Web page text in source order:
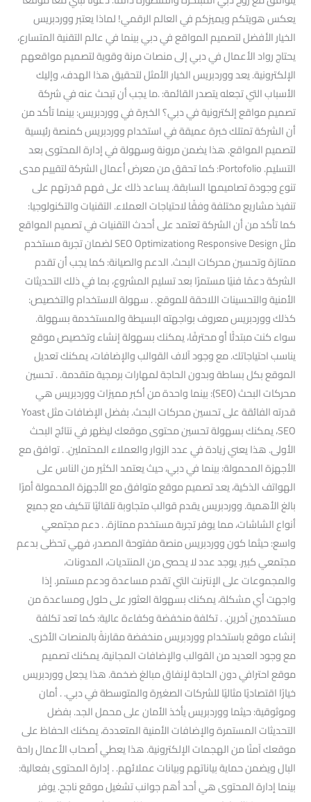
يعكس هويتكم ويميزكم في العالم الرقمي! لماذا يعتبر ووردبريس
الخيار الأفضل لتصميم المواقع في دبي بينما في عالم التقنية المتسارع،
يحتاج رواد الأعمال في دبي إلى منصات مرنة وقوية لتصميم مواقعهم
الإلكترونية. يعد ووردبريس الخيار الأمثل لتحقيق هذا الهدف، وإليك
الأسباب التي تجعله يتصدر القائمة: .ما يجب أن تبحث عنه في شركة
تصميم مواقع إلكترونية في دبي؟ الخبرة في ووردبريس: بينما تأكد من
أن الشركة تمتلك خبرة عميقة في استخدام ووردبريس كمنصة رئيسية
لتصميم المواقع. هذا يضمن مرونة وسهولة في إدارة المحتوى بعد
التسليم. Portofolio: كما تحقق من معرض أعمال الشركة لتقييم مدى
تنوع وجودة تصاميمها السابقة. يساعد ذلك على فهم قدرتهم على
تنفيذ مشاريع مختلفة وفقًا لاحتياجات العملاء. التقنيات والتكنولوجيا:
كما تأكد من أن الشركة تعتمد على أحدث التقنيات في تصميم المواقع
مثل Responsive Design وSEO Optimization لضمان تجربة مستخدم
ممتازة وتحسين محركات البحث. الدعم والصيانة: كما يجب أن تقدم
الشركة دعمًا فنيًا مستمرًا بعد تسليم المشروع، بما في ذلك التحديثات
الأمنية والتحسينات اللاحقة للموقع. . سهولة الاستخدام والتخصيص:
كذلك ووردبريس معروف بواجهته البسيطة والمستخدمة بسهولة.
سواء كنت مبتدئًا أو محترفًا، يمكنك بسهولة إنشاء وتخصيص موقع
يناسب احتياجاتك. مع وجود آلاف القوالب والإضافات، يمكنك تعديل
الموقع بكل بساطة وبدون الحاجة لمهارات برمجية متقدمة. . تحسين
محركات البحث (SEO): بينما واحدة من أكبر مميزات ووردبريس هي
قدرته الفائقة على تحسين محركات البحث. بفضل الإضافات مثل Yoast
SEO، يمكنك بسهولة تحسين محتوى موقعك ليظهر في نتائج البحث
الأولى. هذا يعني زيادة في عدد الزوار والعملاء المحتملين. . توافق مع
الأجهزة المحمولة: بينما في دبي، حيث يعتمد الكثير من الناس على
الهواتف الذكية، يعد تصميم موقع متوافق مع الأجهزة المحمولة أمرًا
بالغ الأهمية. ووردبريس يقدم قوالب متجاوبة تلقائيًا تتكيف مع جميع
أنواع الشاشات، مما يوفر تجربة مستخدم ممتازة. . دعم مجتمعي
واسع: حيثما كون ووردبريس منصة مفتوحة المصدر، فهي تحظى بدعم
مجتمعي كبير. يوجد عدد لا يحصى من المنتديات، المدونات،
والمجموعات على الإنترنت التي تقدم مساعدة ودعم مستمر. إذا
واجهت أي مشكلة، يمكنك بسهولة العثور على حلول ومساعدة من
مستخدمين آخرين. . تكلفة منخفضة وكفاءة عالية: كما تعد تكلفة
إنشاء موقع باستخدام ووردبريس منخفضة مقارنةً بالمنصات الأخرى.
مع وجود العديد من القوالب والإضافات المجانية، يمكنك تصميم
موقع احترافي دون الحاجة لإنفاق مبالغ ضخمة. هذا يجعل ووردبريس
خيارًا اقتصاديًا مثاليًا للشركات الصغيرة والمتوسطة في دبي. . أمان
وموثوقية: حيثما ووردبريس يأخذ الأمان على محمل الجد. بفضل
التحديثات المستمرة والإضافات الأمنية المتعددة، يمكنك الحفاظ على
موقعك آمنًا من الهجمات الإلكترونية. هذا يعطي أصحاب الأعمال راحة
البال ويضمن حماية بياناتهم وبيانات عملائهم. . إدارة المحتوى بفعالية:
بينما إدارة المحتوى هي أحد أهم جوانب تشغيل موقع ناجح. يوفر